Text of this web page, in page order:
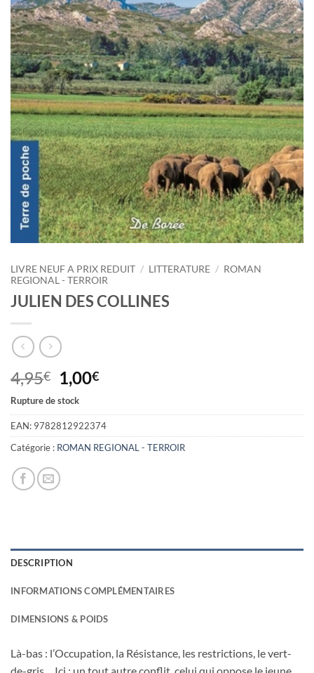
LIVRE NEUF A PRIX REDUIT / LITTERATURE / ROMAN
REGIONAL - TERROIR
JULIEN DES COLLINES
4,95€
Le
prix
initial
était :
4,95€.
1,00€Le
actuel
est :
1,00€.
Rupture de stock
EAN: 9782812922374
Catégorie : ROMAN REGIONAL - TERROIR
DESCRIPTION
INFORMATIONS COMPLÉMENTAIRES
DIMENSIONS & POIDS
Là-bas : l’Occupation, la Résistance, les restrictions, le vert-